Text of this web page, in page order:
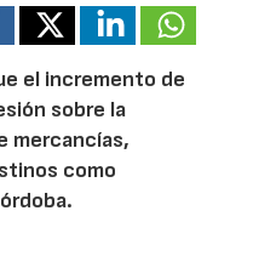
el incremento de
sobre la
mercancías,
como